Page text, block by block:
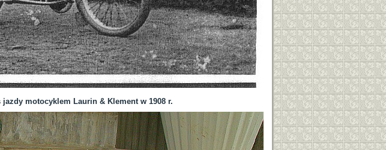
motocyklem Laurin & Klement w 1908 r.